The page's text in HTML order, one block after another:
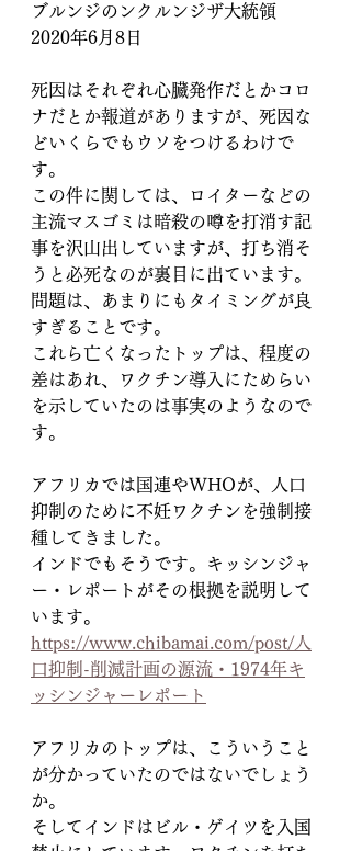
ブルンジのンクルンジザ大統領
2020年6月8日
死因はそれぞれ心臓発作だとかコロ
ナだとか報道がありますが、死因な
どいくらでもウソをつけるわけで
す。
この件に関しては、ロイターなどの
主流マスゴミは暗殺の噂を打消す記
事を沢山出していますが、打ち消そ
うと必死なのが裏目に出ています。
問題は、あまりにもタイミングが良
すぎることです。
これら亡くなったトップは、程度の
差はあれ、ワクチン導入にためらい
を示していたのは事実のようなので
す。
アフリカでは国連やWHOが、人口
抑制のために不妊ワクチンを強制接
種してきました。
インドでもそうです。キッシンジャ
ー・レポートがその根拠を説明して
います。
https://www.chibamai.com/post/人
口抑制-削減計画の源流・1974年キ
ッシンジャーレポート
アフリカのトップは、こういうこと
が分かっていたのではないでしょう
か。
そしてインドはビル・ゲイツを入国